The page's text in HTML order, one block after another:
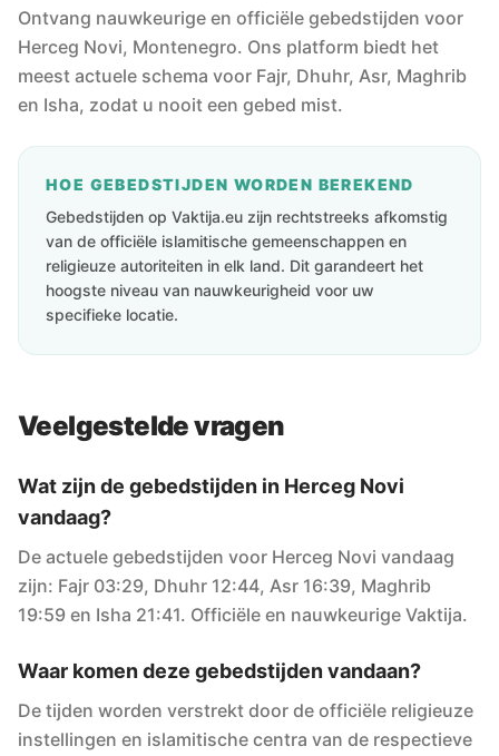
Ontvang nauwkeurige en officiële gebedstijden voor
Herceg Novi, Montenegro. Ons platform biedt het
meest actuele schema voor Fajr, Dhuhr, Asr, Maghrib
en Isha, zodat u nooit een gebed mist.
HOE GEBEDSTIJDEN WORDEN BEREKEND
Gebedstijden op Vaktija.eu zijn rechtstreeks afkomstig
van de officiële islamitische gemeenschappen en
religieuze autoriteiten in elk land. Dit garandeert het
hoogste niveau van nauwkeurigheid voor uw
specifieke locatie.
Veelgestelde vragen
Wat zijn de gebedstijden in Herceg Novi
vandaag?
De actuele gebedstijden voor Herceg Novi vandaag
zijn: Fajr 03:29, Dhuhr 12:44, Asr 16:39, Maghrib
19:59 en Isha 21:41. Officiële en nauwkeurige Vaktija.
Waar komen deze gebedstijden vandaan?
De tijden worden verstrekt door de officiële religieuze
instellingen en islamitische centra van de respectieve